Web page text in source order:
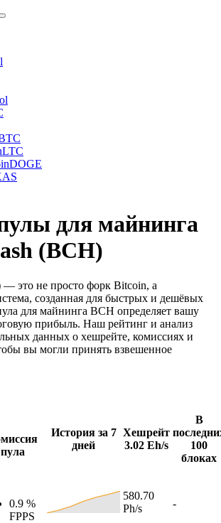
LTC
DOGE
для майнинга
(BCH)
это не просто форк Bitcoin, а
созданная для быстрых и дешёвых
для майнинга BCH определяет вашу
прибыль. Наш рейтинг и анализ
данных о хешрейте, комиссиях и
вы могли принять взвешенное
пула
История за 7
дней
Хешрейт
3.02 Eh/s
В
100
блоках
0.9 %
FPPS
580.70
Ph/s
-